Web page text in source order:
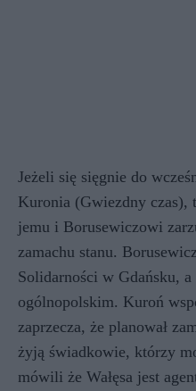
Jeżeli się sięgnie do
Kuronia (Gwiezdny czas),
jemu i Borusewiczowi
zamachu stanu.
Solidarności w Gdańsku,
ogólnopolskim. Kuroń
zaprzecza, że planował
żyją świadkowie, którzy
mówili że Wałęsa jest